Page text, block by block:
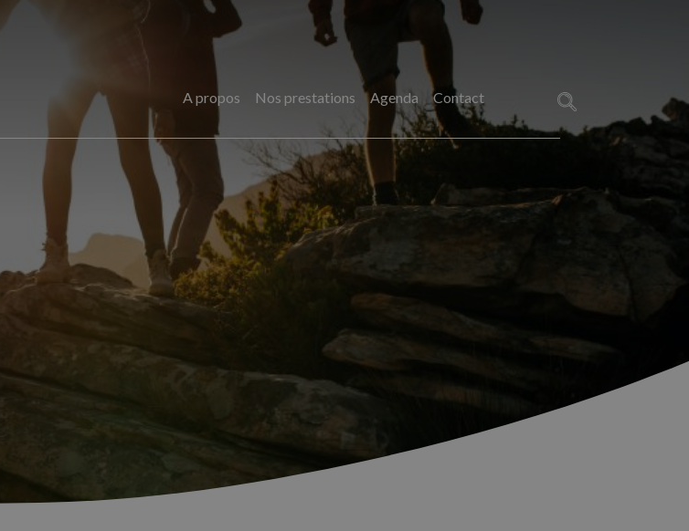
A propos Nos prestations Agenda Contact
Rechercher :